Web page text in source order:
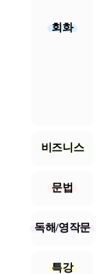
회화
비즈니스
문법
독해/영작문
특강